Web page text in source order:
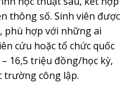
thông số. Sinh viên được
phù hợp với những ai
cứu hoặc tổ chức quốc
16,5 triệu đồng/học kỳ,
trường công lập.